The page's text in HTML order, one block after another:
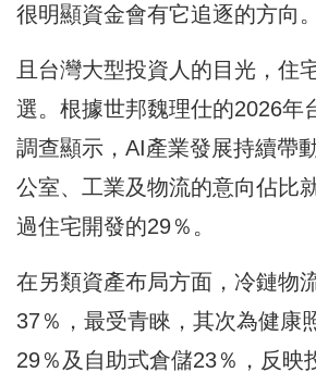
很明顯資金會有它追逐的方向。
且台灣大型投資人的目光，住
選。根據世邦魏理仕的2026年
調查顯示，AI產業發展持續帶
公室、工業及物流的意向佔比
過住宅開發的29％。
在另類資產布局方面，冷鏈物
37％，最受青睞，其次為健康
29％及自助式倉儲23％，反映